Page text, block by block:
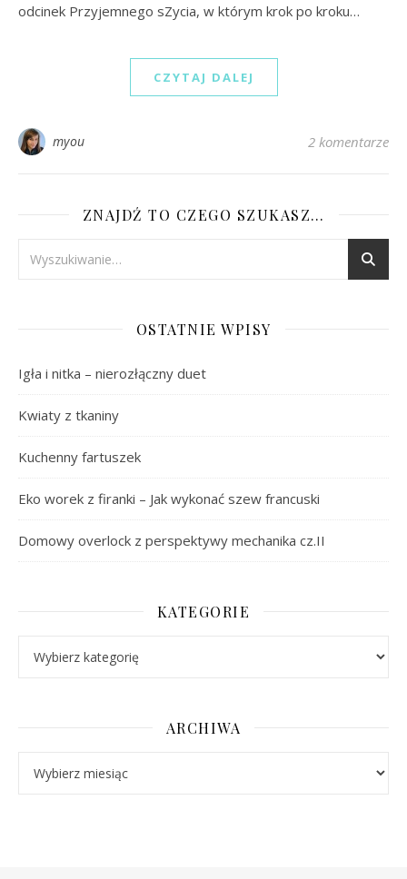
odcinek Przyjemnego sZycia, w którym krok po kroku…
CZYTAJ DALEJ
myou 2 komentarze
ZNAJDŹ TO CZEGO SZUKASZ…
OSTATNIE WPISY
Igła i nitka – nierozłączny duet
Kwiaty z tkaniny
Kuchenny fartuszek
Eko worek z firanki – Jak wykonać szew francuski
Domowy overlock z perspektywy mechanika cz.II
KATEGORIE
ARCHIWA